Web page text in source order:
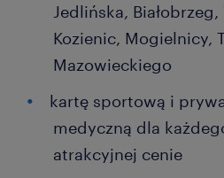
Jedlińska,
Kozienic, Mogielnicy,
Mazowieckiego
kartę sportową i
medyczną dla
atrakcyjnej cenie